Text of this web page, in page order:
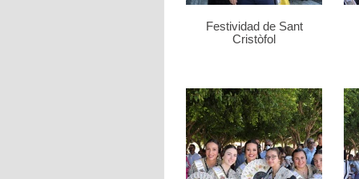
Festividad de Sant
Cristòfol